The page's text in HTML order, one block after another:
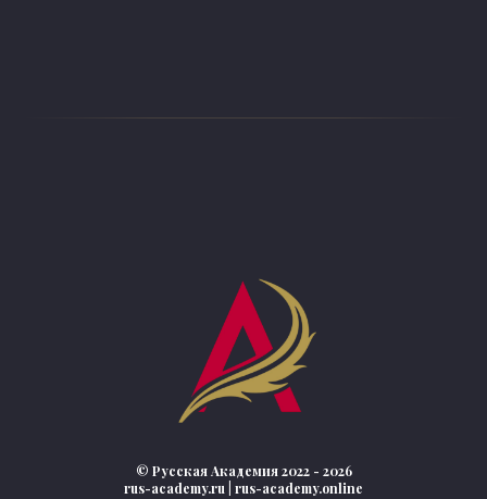
© Русская Академия 2022 - 2026
rus-academy.ru | rus-academy.online